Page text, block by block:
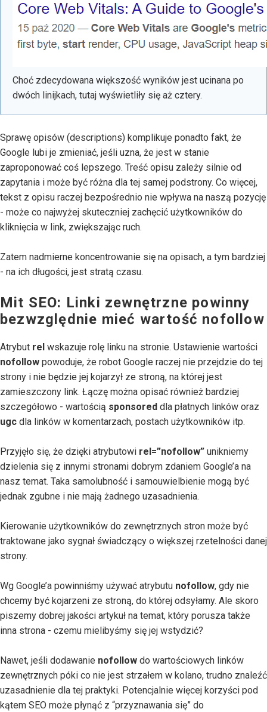
Choć zdecydowana większość wyników jest ucinana po
dwóch linijkach, tutaj wyświetliły się aż cztery.
Sprawę opisów (descriptions) komplikuje ponadto fakt, że
Google lubi je zmieniać, jeśli uzna, że jest w stanie
zaproponować coś lepszego. Treść opisu zależy silnie od
zapytania i może być różna dla tej samej podstrony. Co więcej,
tekst z opisu raczej bezpośrednio nie wpływa na naszą pozycję
- może co najwyżej skuteczniej zachęcić użytkowników do
kliknięcia w link, zwiększając ruch.
Zatem nadmierne koncentrowanie się na opisach, a tym bardziej
- na ich długości, jest stratą czasu.
Mit SEO: Linki zewnętrzne powinny
bezwzględnie mieć wartość nofollow
Atrybut rel wskazuje rolę linku na stronie. Ustawienie wartości
nofollow powoduje, że robot Google raczej nie przejdzie do tej
strony i nie będzie jej kojarzył ze stroną, na której jest
zamieszczony link. Łączę można opisać również bardziej
szczegółowo - wartością sponsored dla płatnych linków oraz
ugc dla linków w komentarzach, postach użytkowników itp.
Przyjęło się, że dzięki atrybutowi rel=”nofollow” unikniemy
dzielenia się z innymi stronami dobrym zdaniem Google’a na
nasz temat. Taka samolubność i samouwielbienie mogą być
jednak zgubne i nie mają żadnego uzasadnienia.
Kierowanie użytkowników do zewnętrznych stron może być
traktowane jako sygnał świadczący o większej rzetelności danej
strony.
Wg Google’a powinniśmy używać atrybutu nofollow, gdy nie
chcemy być kojarzeni ze stroną, do której odsyłamy. Ale skoro
piszemy dobrej jakości artykuł na temat, który porusza także
inna strona - czemu mielibyśmy się jej wstydzić?
Nawet, jeśli dodawanie nofollow do wartościowych linków
zewnętrznych póki co nie jest strzałem w kolano, trudno znaleźć
uzasadnienie dla tej praktyki. Potencjalnie więcej korzyści pod
kątem SEO może płynąć z “przyznawania się” do